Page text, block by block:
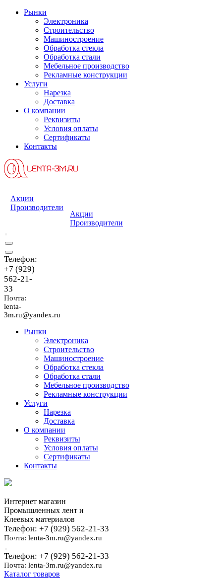
Рынки
Электроника
Строительство
Машиностроение
Обработка стекла
Обработка стали
Мебельное производство
Рекламные конструкции
Услуги
Нарезка
Доставка
О компании
Реквизиты
Условия оплаты
Сертификаты
Контакты
Акции
Производители
Акции
Производители
Телефон:
+7 (929)
562-21-
33
Почта:
lenta-
3m.ru@yandex.ru
Рынки
Электроника
Строительство
Машиностроение
Обработка стекла
Обработка стали
Мебельное производство
Рекламные конструкции
Услуги
Нарезка
Доставка
О компании
Реквизиты
Условия оплаты
Сертификаты
Контакты
Интернет магазин
Промышленных лент и
Клеевых материалов
Телефон: +7 (929) 562-21-33
Почта: lenta-3m.ru@yandex.ru
Телефон: +7 (929) 562-21-33
Почта: lenta-3m.ru@yandex.ru
Каталог товаров